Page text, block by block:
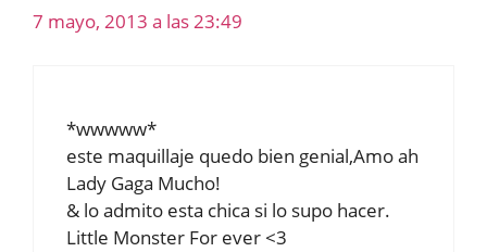
7 mayo, 2013 a las 23:49
*wwwww*
este maquillaje quedo bien genial,Amo ah
Lady Gaga Mucho!
& lo admito esta chica si lo supo hacer.
Little Monster For ever <3